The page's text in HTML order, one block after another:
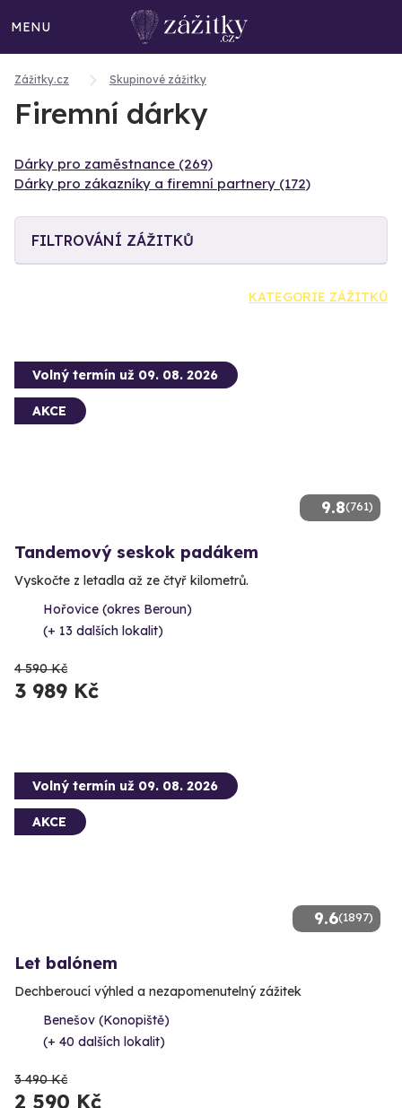
MENU
Zážitky.cz Skupinové zážitky
Firemní dárky
Dárky pro zaměstnance (269)
Dárky pro zákazníky a firemní partnery (172)
FILTROVÁNÍ ZÁŽITKŮ
KATEGORIE ZÁŽITKŮ
9.8(761)
Volný termín už 09. 08. 2026
AKCE
Tandemový seskok padákem
Vyskočte z letadla až ze čtyř kilometrů.
Hořovice (okres Beroun)
(+ 13 dalších lokalit)
4 590 Kč
3 989 Kč
9.6(1897)
Volný termín už 09. 08. 2026
AKCE
Let balónem
Dechberoucí výhled a nezapomenutelný zážitek
Benešov (Konopiště)
(+ 40 dalších lokalit)
3 490 Kč
2 590 Kč